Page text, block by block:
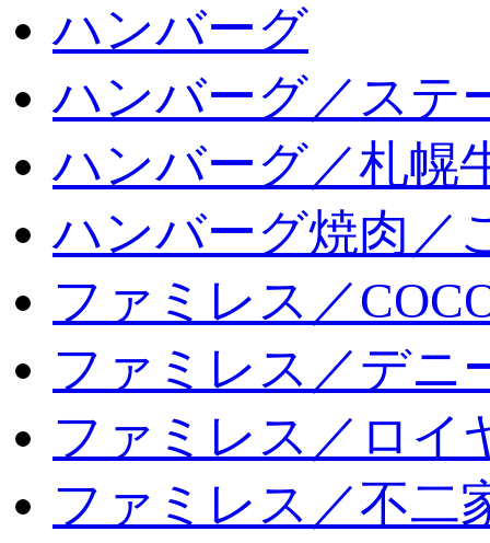
ハンバーグ
ハンバーグ／ステ
ハンバーグ／札幌
ハンバーグ焼肉／
ファミレス／
ファミレス／デニ
ファミレス／ロイ
ファミレス／不二